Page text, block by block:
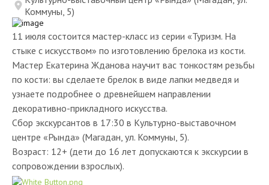
11 июля состоится мастер-класс из серии «Туризм. На
стыке с искусством» по изготовлению брелока из кости.
Мастер Екатерина Жданова научит вас тонкостям резьбы
по кости: вы сделаете брелок в виде лапки медведя и
узнаете подробнее о древнейшем направлении
декоративно-прикладного искусства.
Сбор экскурсантов в 17:30 в Культурно-выставочном
центре «Рында» (Магадан, ул. Коммуны, 5).
Возраст: 12+ (дети до 16 лет допускаются к экскурсии в
сопровождении взрослых).
Коммуны, 5)